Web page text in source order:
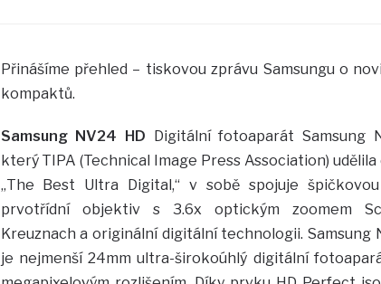
Přinášíme přehled – tiskovou zprávu Samsungu o
kompaktů.
Samsung NV24 HD Digitální fotoaparát Samsung
který TIPA (Technical Image Press Association)
„The Best Ultra Digital,“ v sobě spojuje
prvotřídní objektiv s 3.6x optickým zoomem
Kreuznach a originální digitální technologii. Samsung
je nejmenší 24mm ultra-širokoúhlý digitální